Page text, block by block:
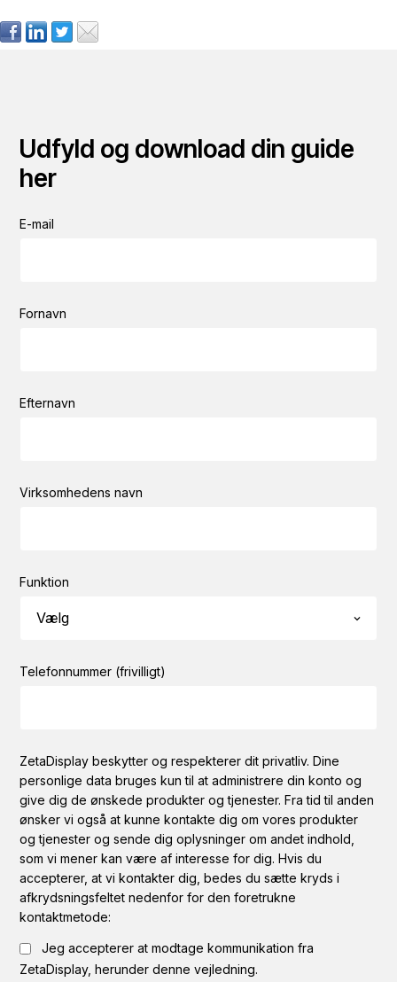
Udfyld og download din guide
her
E-mail
Fornavn
Efternavn
Virksomhedens navn
Funktion
Telefonnummer (frivilligt)
ZetaDisplay beskytter og respekterer dit privatliv. Dine
personlige data bruges kun til at administrere din konto og
give dig de ønskede produkter og tjenester. Fra tid til anden
ønsker vi også at kunne kontakte dig om vores produkter
og tjenester og sende dig oplysninger om andet indhold,
som vi mener kan være af interesse for dig. Hvis du
accepterer, at vi kontakter dig, bedes du sætte kryds i
afkrydsningsfeltet nedenfor for den foretrukne
kontaktmetode:
Jeg accepterer at modtage kommunikation fra
ZetaDisplay, herunder denne vejledning.